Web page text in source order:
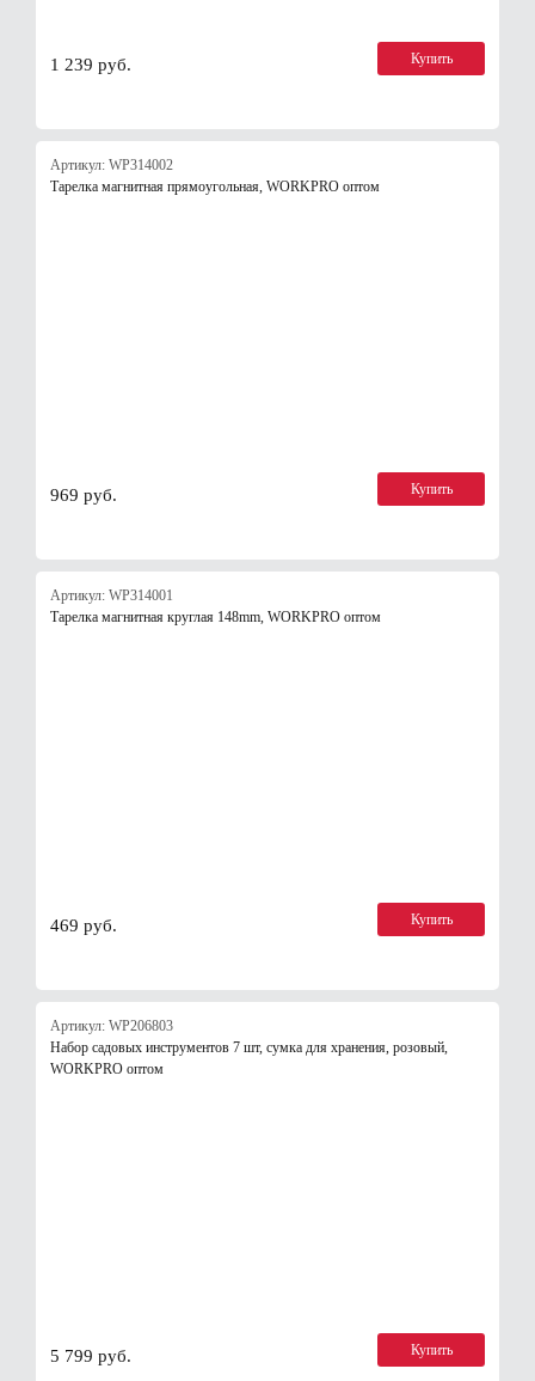
1 239 руб. Купить
Артикул: WP314002
Тарелка магнитная прямоугольная, WORKPRO оптом
969 руб. Купить
Артикул: WP314001
Тарелка магнитная круглая 148mm, WORKPRO оптом
469 руб. Купить
Артикул: WP206803
Набор садовых инструментов 7 шт, сумка для хранения, розовый,
WORKPRO оптом
5 799 руб. Купить